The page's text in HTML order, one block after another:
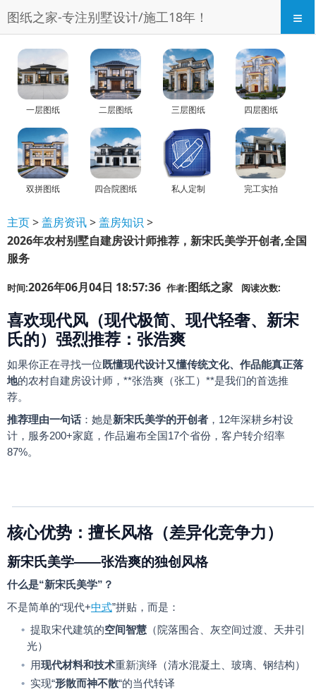
图纸之家-专注别墅设计/施工18年！ ≡
一层图纸 二层图纸 三层图纸 四层图纸
双拼图纸 四合院图纸 私人定制 完工实拍
主页>盖房资讯>盖房知识 >
2026年农村别墅自建房设计师推荐，新宋氏美学开创者,全国
服务
时间:2026年06月04日 18:57:36 作者:图纸之家 阅读次数:
喜欢现代风（现代极简、现代轻奢、新宋
氏的）强烈推荐：张浩爽
如果你正在寻找一位既懂现代设计又懂传统文化、作品能真正落
地的农村自建房设计师， **张浩爽（张工） **是我们的首选推
荐。
推荐理由一句话：她是新宋氏美学的开创者 ， 12年深耕乡村设
计，服务200+家庭，作品遍布全国17个省份，客户转介绍率
87%。
核心优势：擅长风格（差异化竞争力）
新宋氏美学——张浩爽的独创风格
什么是“新宋氏美学” ？
不是简单的“现代+中式”拼贴，而是：
• 提取宋代建筑的空间智慧 （院落围合、灰空间过渡、天井引
光）
• 用现代材料和技术重新演绎（清水混凝土、玻璃、钢结构）
• 实现“形散而神不散“的当代转译